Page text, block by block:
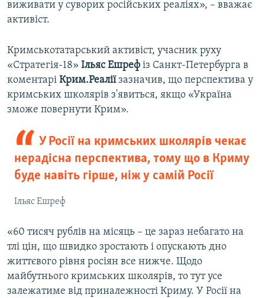
виживати у суворих російських реаліях», – вважає
активіст.
Кримськотатарський активіст, учасник руху
«Стратегія-18» Ільяс Ешреф із Санкт-Петербурга в
коментарі Крим.Реаліїзазначив, що перспектива у
кримських школярів з'явиться, якщо «Україна
зможе повернути Крим».
У Росії на кримських школярів чекає
нерадісна перспектива, тому що в Криму
буде навіть гірше, ніж у самій Росії
Ільяс Ешреф
«60 тисяч рублів на місяць – це зараз небагато на
тлі цін, що швидко зростають і опускають дно
життєвого рівня росіян все нижче. Щодо
майбутнього кримських школярів, то тут усе
залежатиме від приналежності Криму. У Росії на